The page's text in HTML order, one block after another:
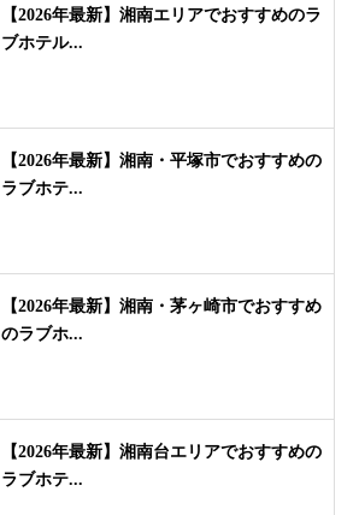
【2026年最新】湘南エリアでおすすめのラ
ブホテル...
【2026年最新】湘南・平塚市でおすすめの
ラブホテ...
【2026年最新】湘南・茅ヶ崎市でおすすめ
のラブホ...
【2026年最新】湘南台エリアでおすすめの
ラブホテ...